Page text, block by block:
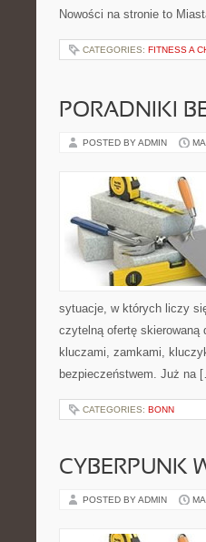
Nowości na stronie to
CATEGORIES: FITNESS A
PORADNIKI
POSTED BY ADMIN
sytuacje, w których liczy
czytelną ofertę skierowaną
kluczami, zamkami,
bezpieczeństwem. Już na
CATEGORIES: BONN
CYBERPUNK
POSTED BY ADMIN